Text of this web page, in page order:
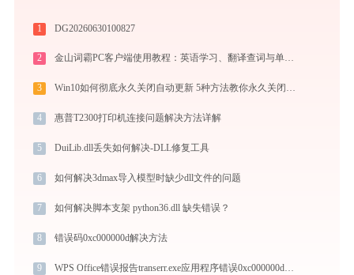
1 DG20260630100827
2 金山词霸PC客户端使用教程：英语学习、翻译查词与单词记忆的一站式语言助手
3 Win10如何彻底永久关闭自动更新 5种方法教你永久关闭win10自动更新
4 惠普T2300打印机连接问题解决方法详解
5 DuiLib.dll丢失如何解决-DLL修复工具
6 如何解决3dmax导入模型时缺少dll文件的问题
7 如何解决脚本支架 python36.dll 缺失错误？
8 错误码0xc000000d解决方法
9 WPS Office错误报告transerr.exe应用程序错误0xc000000d解决方法